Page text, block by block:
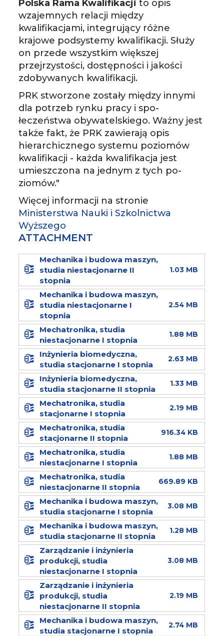
Polska Rama Kwalifikacji to opis
wzajemnych relacji między
kwalifikacjami, integrujący różne
krajowe podsystemy kwalifikacji. Służy
on przede wszystkim większej
przejrzystości, dostępności i jakości
zdobywanych kwalifikacji.
PRK stworzone zostały między innymi
dla potrzeb rynku pracy i spo­
łeczeństwa obywatelskiego. Ważny jest
także fakt, że PRK zawierają opis
hierarchicznego systemu po­zio­­mów
kwa­li­fikacji - każda kwalifikacja jest
umieszczona na jednym z tych po­
ziomów."
Więcej informacji na stronie
Ministerstwa Nauki i Szkolnictwa
Wyższego
ATTACHMENT
Mechanika i budowa maszyn,
studia niestacjonarne II
stopnia
1.03 MB
Mechanika i budowa maszyn,
studia niestacjonarne I
stopnia
2.54 MB
Mechatronika, studia
niestacjonarne I stopnia
1.88 MB
Inżynieria biomedyczna,
studia stacjonarne I stopnia
2.63 MB
Inżynieria biomedyczna,
studia stacjonarne II stopnia
1.33 MB
Mechatronika, studia
stacjonarne I stopnia
2.19 MB
Mechatronika, studia
stacjonarne II stopnia
916.34 KB
Mechatronika, studia
niestacjonarne I stopnia
1.88 MB
Mechatronika, studia
niestacjonarne II stopnia
669.89 KB
Mechanika i budowa maszyn,
studia stacjonarne I stopnia
3.08 MB
Mechanika i budowa maszyn,
studia stacjonarne II stopnia
1.28 MB
Zarządzanie i inżynieria
produkcji, studia
niestacjonarne I stopnia
3.08 MB
Zarządzanie i inżynieria
produkcji, studia
niestacjonarne II stopnia
2.19 MB
Mechanika i budowa maszyn,
studia stacjonarne I stopnia
2.74 MB